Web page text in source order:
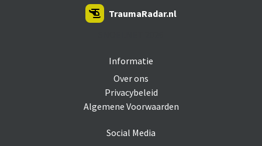
Informatie
Over ons
Privacybeleid
Algemene Voorwaarden
Social Media
TraumaRadar.nl